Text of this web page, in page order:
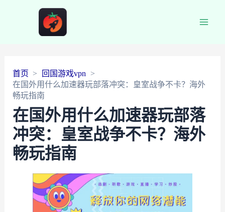
首页
回国游戏vpn
在国外用什么加速器玩部落冲突：皇室战争不卡？海外
畅玩指南
在国外用什么加速器玩部落
冲突：皇室战争不卡？海外
畅玩指南